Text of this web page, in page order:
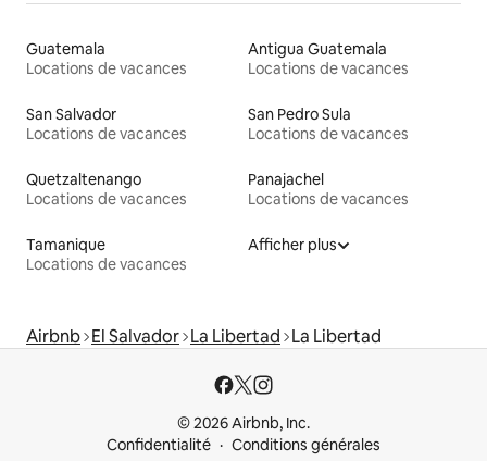
Guatemala
Locations de vacances
Antigua Guatemala
Locations de vacances
San Salvador
Locations de vacances
San Pedro Sula
Locations de vacances
Quetzaltenango
Locations de vacances
Panajachel
Locations de vacances
Tamanique
Locations de vacances
Afficher plus
Airbnb El Salvador La Libertad La Libertad
© 2026 Airbnb, Inc.
Confidentialité
Conditions générales